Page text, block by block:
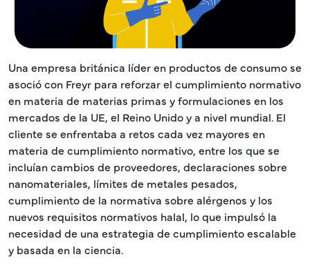
Una empresa británica líder en productos de consumo se
asoció con Freyr para reforzar el cumplimiento normativo
en materia de materias primas y formulaciones en los
mercados de la UE, el Reino Unido y a nivel mundial. El
cliente se enfrentaba a retos cada vez mayores en
materia de cumplimiento normativo, entre los que se
incluían cambios de proveedores, declaraciones sobre
nanomateriales, límites de metales pesados,
cumplimiento de la normativa sobre alérgenos y los
nuevos requisitos normativos halal, lo que impulsó la
necesidad de una estrategia de cumplimiento escalable
y basada en la ciencia.